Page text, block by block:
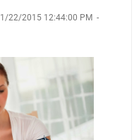
1/22/2015 12:44:00 PM